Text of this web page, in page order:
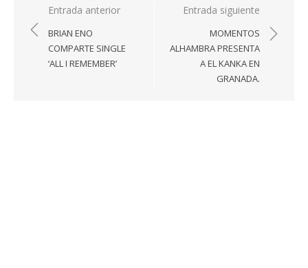
Navegación
de
entradas
Entrada anterior
BRIAN ENO
COMPARTE SINGLE
‘ALL I REMEMBER’
Entrada siguiente
MOMENTOS
ALHAMBRA PRESENTA
A EL KANKA EN
GRANADA.